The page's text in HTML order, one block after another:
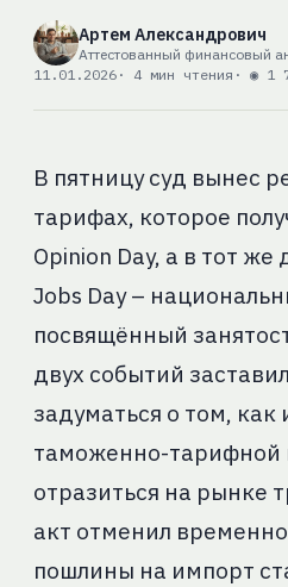
Артем Александрович
Аттестованный финансовый
11.01.2026· 4 мин чтения · ◉ 1
В пятницу суд вынес
тарифах, которое
Opinion Day, а в тот же
Jobs Day –
посвящённый
двух событий
задуматься о том, как
таможенно-тарифной
отразиться на рынке
акт отменил
пошлины на импорт